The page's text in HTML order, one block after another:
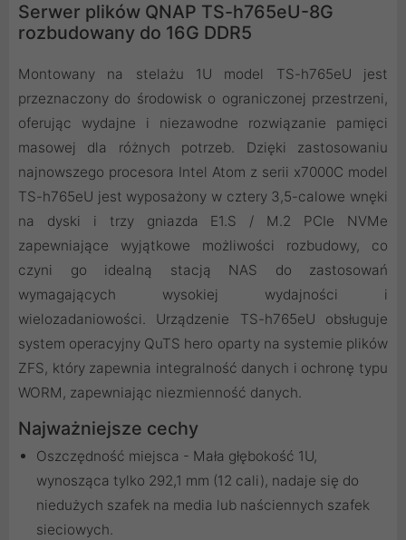
Serwer plików QNAP TS-h765eU-8G
rozbudowany do 16G DDR5
Montowany na stelażu 1U model TS-h765eU jest
przeznaczony do środowisk o ograniczonej przestrzeni,
oferując wydajne i niezawodne rozwiązanie pamięci
masowej dla różnych potrzeb. Dzięki zastosowaniu
najnowszego procesora Intel Atom z serii x7000C model
TS-h765eU jest wyposażony w cztery 3,5-calowe wnęki
na dyski i trzy gniazda E1.S / M.2 PCIe NVMe
zapewniające wyjątkowe możliwości rozbudowy, co
czyni go idealną stacją NAS do zastosowań
wymagających wysokiej wydajności i
wielozadaniowości. Urządzenie TS-h765eU obsługuje
system operacyjny QuTS hero oparty na systemie plików
ZFS, który zapewnia integralność danych i ochronę typu
WORM, zapewniając niezmienność danych.
Najważniejsze cechy
Oszczędność miejsca - Mała głębokość 1U,
wynosząca tylko 292,1 mm (12 cali), nadaje się do
niedużych szafek na media lub naściennych szafek
sieciowych.